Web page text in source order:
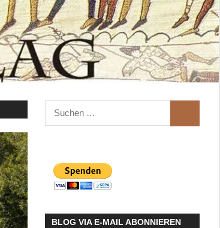
Suchen
nach:
BLOG VIA E-MAIL ABONNIEREN